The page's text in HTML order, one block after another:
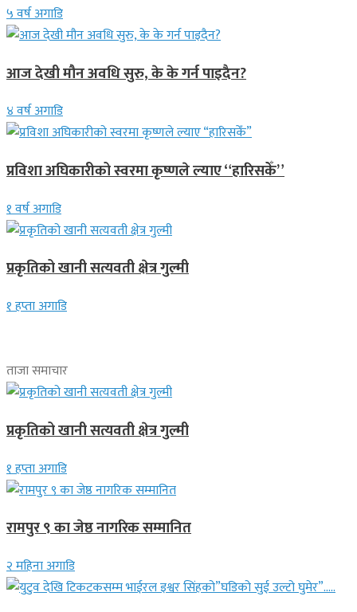
५ वर्ष अगाडि
आज देखी मौन अवधि सुरु, के के गर्न पाइदैन?
४ वर्ष अगाडि
प्रविशा अघिकारीको स्वरमा कृष्णले ल्याए “हारिसकेँ”
१ वर्ष अगाडि
प्रकृतिको खानी सत्यवती क्षेत्र गुल्मी
१ हप्ता अगाडि
ताजा समाचार
प्रकृतिको खानी सत्यवती क्षेत्र गुल्मी
१ हप्ता अगाडि
रामपुर ९ का जेष्ठ नागरिक सम्मानित
२ महिना अगाडि